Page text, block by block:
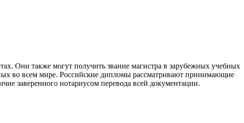
Они также могут получить звание магистра в зарубежных учебных
во всем мире. Российские дипломы рассматривают принимающие
заверенного нотариусом перевода всей документации.